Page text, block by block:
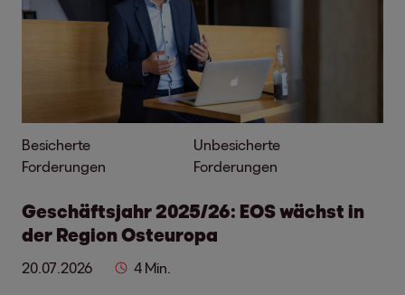
Besicherte
Forderungen
Unbesicherte
Forderungen
Geschäftsjahr 2025/26: EOS wächst in
der Region Osteuropa
20.07.2026 4 Min.